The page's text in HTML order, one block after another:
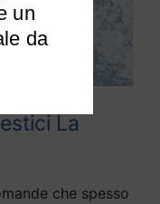
La
che spesso
un
da